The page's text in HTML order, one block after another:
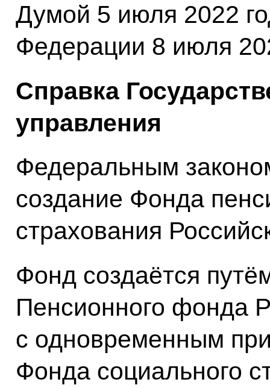
Думой 5 июля 2022
Федерации 8 июля
Справка
управления
Федеральным
создание Фонда
страхования
Фонд создаётся
Пенсионного фонда
с одновременным
Фонда социального